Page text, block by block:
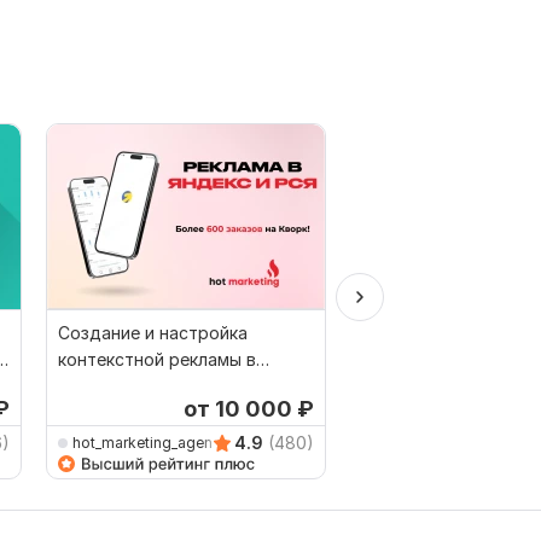
Создание и настройка
контекстной рекламы в
от 10 000 ₽
hot_marketing_agency 4.9 (480)